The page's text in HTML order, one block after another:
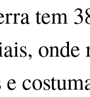
tem
e